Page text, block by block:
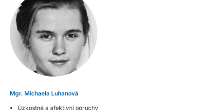
Mgr. Michaela Luhanová
Úzkostné a afektivní poruchy